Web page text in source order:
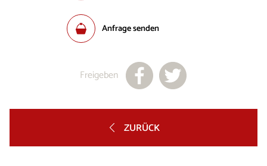
Anfrage senden
Freigeben
ZURÜCK